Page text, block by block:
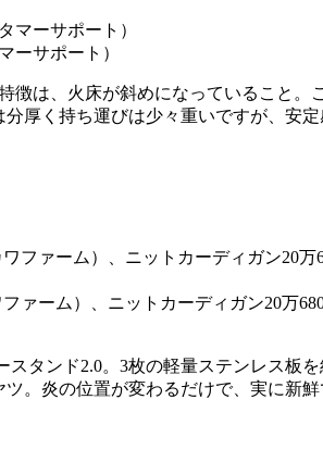
ーサポート）
は、火床が斜めになっていること
厚く持ち運びは少々重いですが、安
ーム）、ニットカーディガン20万
タンド2.0。3枚の軽量ステンレス板
。炎の位置が変わるだけで、実に新